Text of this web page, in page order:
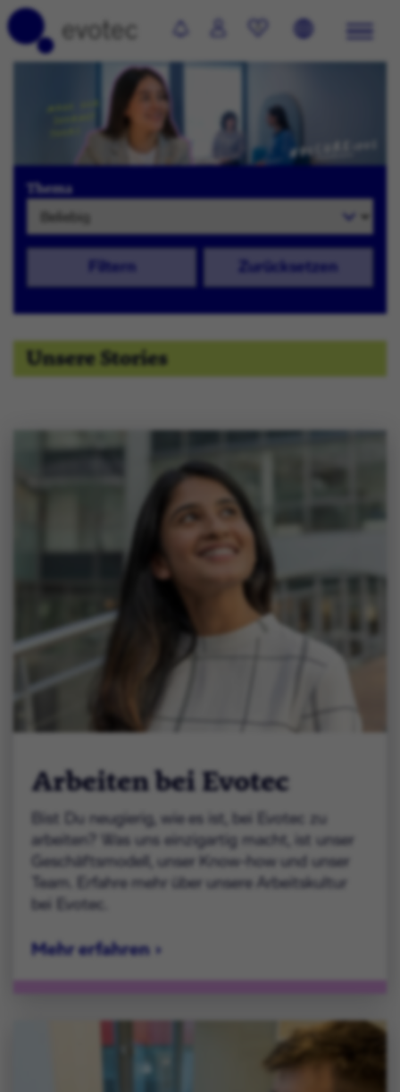
Thema
Filtern Zurücksetzen
Unsere Stories
Arbeiten bei Evotec
Bist Du neugierig, wie es ist, bei Evotec zu
arbeiten? Was uns einzigartig macht, ist unser
Geschäftsmodell, unser Know-how und unser
Team. Erfahre mehr über unsere Arbeitskultur
bei Evotec.
Mehr erfahren